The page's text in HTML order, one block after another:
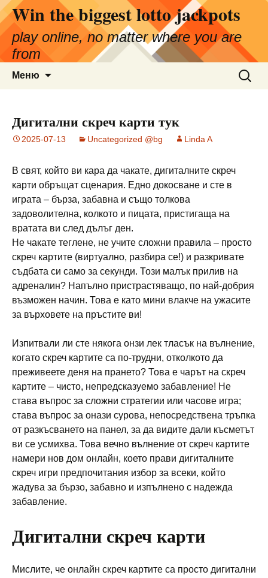
Към
съдържанието
Win the biggest lotto jackpots
play online, no matter where you are
from
Меню
за:
Дигитални скреч карти тук
2025-07-13 Uncategorized @bg Linda A
В свят, който ви кара да чакате, дигиталните скреч
карти обръщат сценария. Едно докосване и сте в
играта – бърза, забавна и също толкова
задоволителна, колкото и пицата, пристигаща на
вратата ви след дълъг ден.
Не чакате теглене, не учите сложни правила – просто
скреч картите (виртуално, разбира се!) и разкривате
съдбата си само за секунди. Този малък прилив на
адреналин? Напълно пристрастяващо, по най-добрия
възможен начин. Това е като мини влакче на ужасите
за върховете на пръстите ви!
Изпитвали ли сте някога онзи лек тласък на вълнение,
когато скреч картите са по-трудни, отколкото да
преживеете деня на прането? Това е чарът на скреч
картите – чисто, непредсказуемо забавление! Не
става въпрос за сложни стратегии или часове игра;
става въпрос за онази сурова, непосредствена тръпка
от разкъсването на панел, за да видите дали късметът
ви се усмихва. Това вечно вълнение от скреч картите
намери нов дом онлайн, което прави дигиталните
скреч игри предпочитания избор за всеки, който
жадува за бързо, забавно и изпълнено с надежда
забавление.
Дигитални скреч карти
Мислите, че онлайн скреч картите са просто дигитални